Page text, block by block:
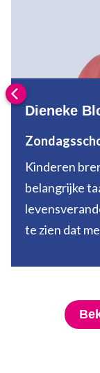
Dieneke
Kinderen
belangrijke
te zien dat